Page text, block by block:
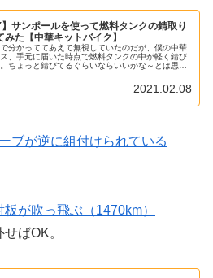
】サンポールを使って燃料タンクの錆取り
みた【中華キットバイク】
分かっててあえて無視していたのだが、僕の中華
、手元に届いた時点で燃料タンクの中が軽く錆び
ちょっと錆びてるぐらいならいいかな～とは思う
2021.02.08
ブが逆に組付けられている
が吹っ飛ぶ（1470km）
ばOK。